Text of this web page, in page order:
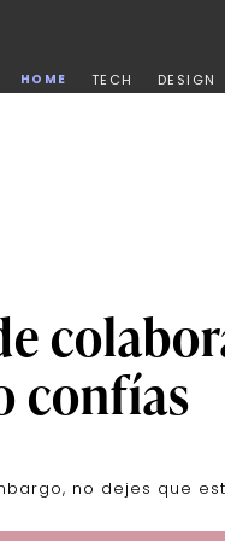
HOME TECH DESIGN
confías
no dejes que